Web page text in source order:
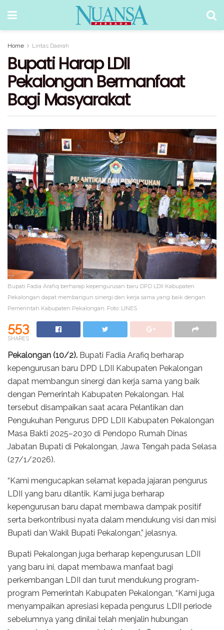
Home Lintas Daerah
Bupati Harap LDII
Pekalongan Bermanfaat
Bagi Masyarakat
Bupati Fadia Arafiq berharap kepengurusan baru DPD LDII Kabupaten
Pekalongan dapat membangun sinergi dan kerja sama yang baik dengan
Pemerintah Kabupaten Pekalongan. Foto: LINES
553
SHARES
Pekalongan (10/2). Bupati Fadia Arafiq berharap
kepengurusan baru DPD LDII Kabupaten Pekalongan
dapat membangun sinergi dan kerja sama yang baik
dengan Pemerintah Kabupaten Pekalongan. Hal
tersebut disampaikan saat acara Pelantikan dan
Pengukuhan Pengurus DPD LDII Kabupaten Pekalongan
Masa Bakti 2025–2030 di Pendopo Rumah Dinas
Jabatan Bupati di Pekalongan, Jawa Tengah pada Selasa
(27/1/2026).
“Kami mengucapkan selamat kepada jajaran pengurus
LDII yang baru dilantik. Kami juga berharap
kepengurusan baru dapat membawa dampak positif
serta berkontribusi nyata dalam mendukung visi dan misi
Bupati dan Wakil Bupati Pekalongan,” jelasnya.
Bupati Pekalongan juga berharap kepengurusan LDII
yang baru ini, dapat membawa manfaat bagi
perkembangan LDII dan turut mendukung program-
program Pemerintah Kabupaten Pekalongan, “Kami juga
menyampaikan apresiasi kepada pengurus LDII periode
sebelumnya yang dinilai telah menjalin hubungan